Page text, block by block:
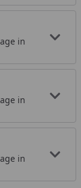
in
in
in